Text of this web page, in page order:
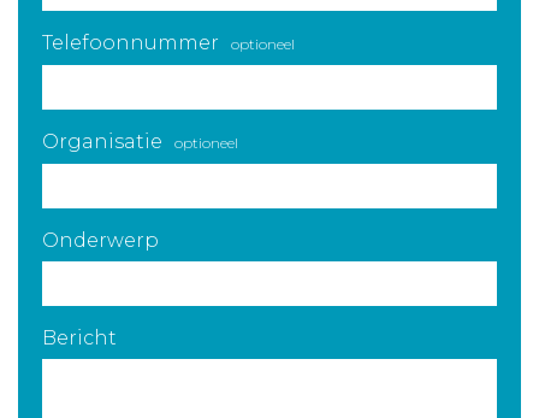
Telefoonnummer optioneel
Organisatie optioneel
Onderwerp
Bericht